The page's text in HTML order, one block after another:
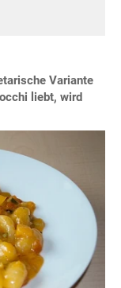
Variante
liebt, wird